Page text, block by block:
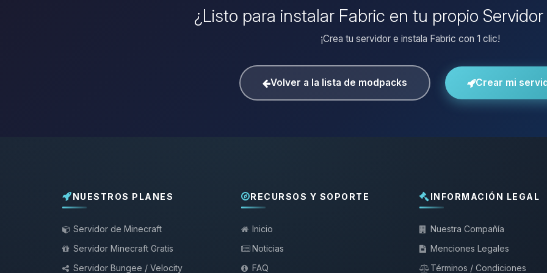
¿Listo para instalar Fabric en tu propio
¡Crea tu servidor e instala Fabric con 1 clic!
Volver a la lista de modpacks Crear mi
NUESTROS PLANES
Servidor de Minecraft
Servidor Minecraft Gratis
Servidor Bungee / Velocity
RECURSOS Y SOPORTE
Inicio
Noticias
FAQ
INFORMACIÓN LEGAL
Nuestra Compañía
Menciones Legales
Términos / Condiciones